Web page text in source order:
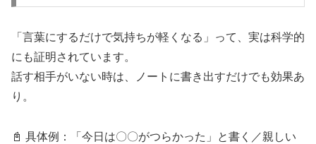
「言葉にするだけで気持ちが軽くなる」って、実は科学的
にも証明されています。
話す相手がいない時は、ノートに書き出すだけでも効果あ
り。
📓 具体例：「今日は〇〇がつらかった」と書く／親しい